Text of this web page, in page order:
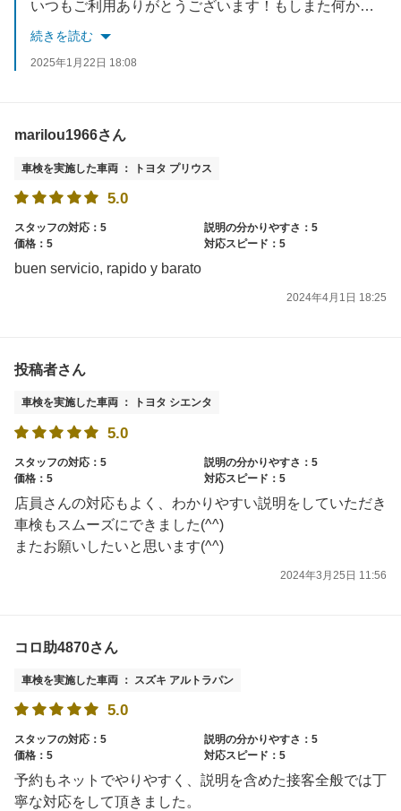
いつもご利用ありがとうございます！もしまた何かあれば、ぜひご相談ください。またのご利用をお待ちしております！
続きを読む
2025年1月22日 18:08
marilou1966さん
車検を実施した車両 ： トヨタ プリウス
5.0
スタッフの対応：5
説明の分かりやすさ：5
価格：5
対応スピード：5
buen servicio, rapido y barato
2024年4月1日 18:25
投稿者さん
車検を実施した車両 ： トヨタ シエンタ
5.0
スタッフの対応：5
説明の分かりやすさ：5
価格：5
対応スピード：5
店員さんの対応もよく、わかりやすい説明をしていただき
車検もスムーズにできました(^^)
またお願いしたいと思います(^^)
2024年3月25日 11:56
コロ助4870さん
車検を実施した車両 ： スズキ アルトラパン
5.0
スタッフの対応：5
説明の分かりやすさ：5
価格：5
対応スピード：5
予約もネットでやりやすく、説明を含めた接客全般では丁
寧な対応をして頂きました。